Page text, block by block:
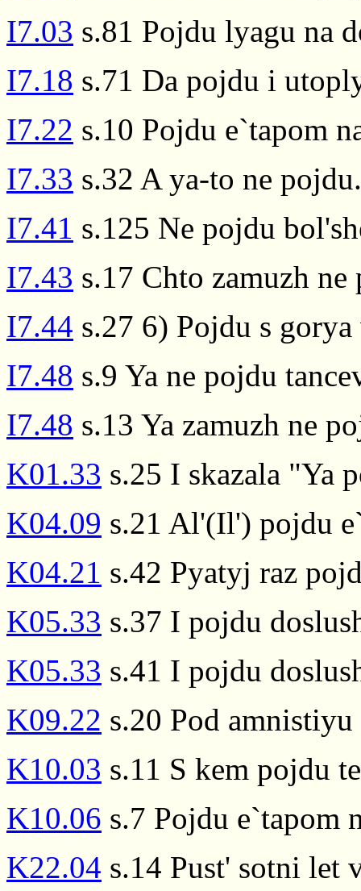
I7.03 s.81 Pojdu lyagu na
I7.18 s.71 Da pojdu i
I7.22 s.10 Pojdu e`tapom
I7.33 s.32 A ya-to ne pojdu.
I7.41 s.125 Ne pojdu
I7.43 s.17 Chto zamuzh ne
I7.44 s.27 6) Pojdu s
I7.48 s.9 Ya ne pojdu
I7.48 s.13 Ya zamuzh ne
K01.33 s.25 I skazala "Ya
K04.09 s.21 Al'(Il') pojdu
K04.21 s.42 Pyatyj raz
K05.33 s.37 I pojdu
K05.33 s.41 I pojdu
K09.22 s.20 Pod
K10.03 s.11 S kem pojdu
K10.06 s.7 Pojdu e`tapom
K22.04 s.14 Pust' sotni let